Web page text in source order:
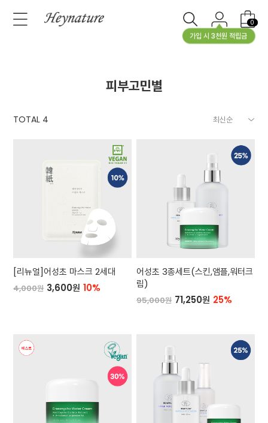
가입 시 3천원 적립금
0
피부고민별
TOTAL 4
[리뉴얼]어성초 마스크 2세대
4,000원 3,600원 10%
어성초 3종세트(스킨,앰플,워터크
림)
95,000원 71,250원 25%